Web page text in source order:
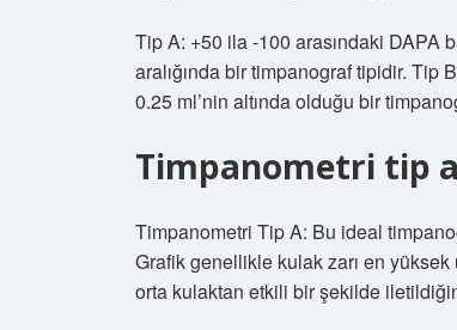
Tip A: +50 ila -100 arasındaki DAPA
aralığında bir timpanograf tipidir. Tip
0.25 ml’nin altında olduğu bir
Timpanometri tip
Timpanometri Tip A: Bu ideal
Grafik genellikle kulak zarı en
orta kulaktan etkili bir şekilde